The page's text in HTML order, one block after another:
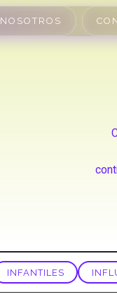
NOSOTROS
INFANTILES